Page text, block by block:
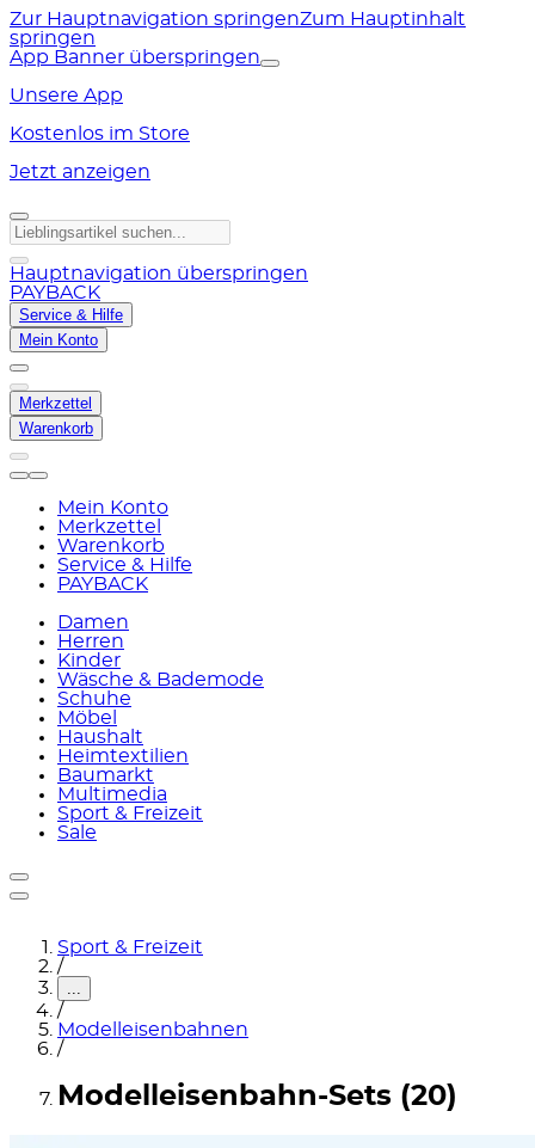
Zur Hauptnavigation springenZum Hauptinhalt
springen
App Banner überspringen
Unsere App
Kostenlos im Store
Jetzt anzeigen
Hauptnavigation überspringen
PAYBACK
Service & Hilfe
Mein Konto
Merkzettel
Warenkorb
Mein Konto
Merkzettel
Warenkorb
Service & Hilfe
PAYBACK
Damen
Herren
Kinder
Wäsche & Bademode
Schuhe
Möbel
Haushalt
Heimtextilien
Baumarkt
Multimedia
Sport & Freizeit
Sale
Sport & Freizeit
/
...
/
Modelleisenbahnen
/
Modelleisenbahn-Sets (20)